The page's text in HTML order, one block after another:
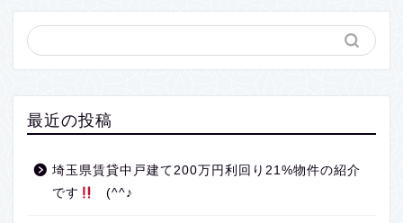
最近の投稿
埼玉県賃貸中戸建て200万円利回り21%物件の紹介
です
(^^♪